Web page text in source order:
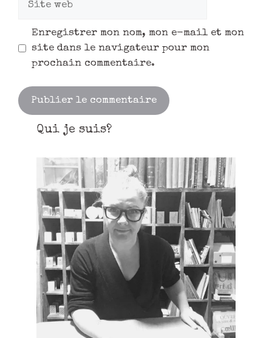
Enregistrer mon nom, mon e-mail et mon
site dans le navigateur pour mon
prochain commentaire.
Qui je suis?